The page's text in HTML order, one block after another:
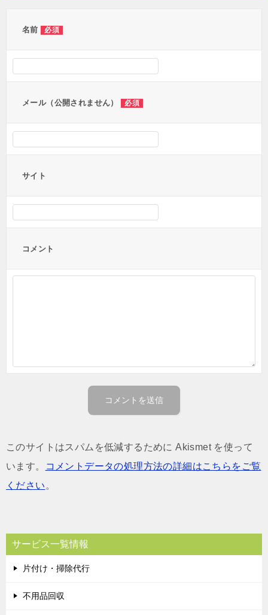
名前 必須
メール（公開されません） 必須
サイト
コメント
このサイトはスパムを低減するために Akismet を使って
います。
コメントデータの処理方法の詳細はこちらをご覧
ください 。
サービス一覧情報
片付け・掃除代行
不用品回収